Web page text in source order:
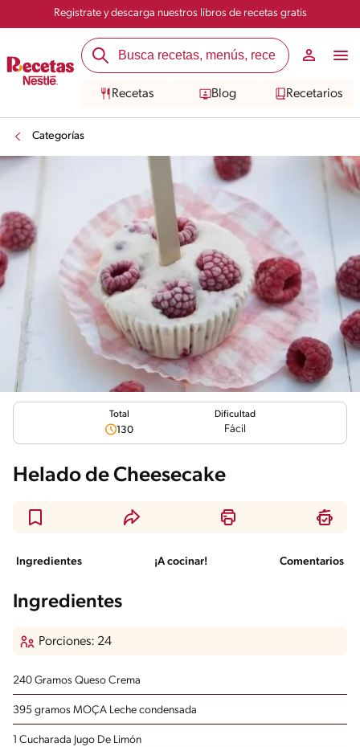
Registrate y descarga nuestros libros de recetas gratis
Recetas Blog Recetarios
Categorías
Total
130
Dificultad
Fácil
Helado de Cheesecake
Ingredientes ¡A cocinar! Comentarios
Ingredientes
Porciones: 24
240 Gramos Queso Crema
395 gramos MOÇA Leche condensada
1 Cucharada Jugo De Limón